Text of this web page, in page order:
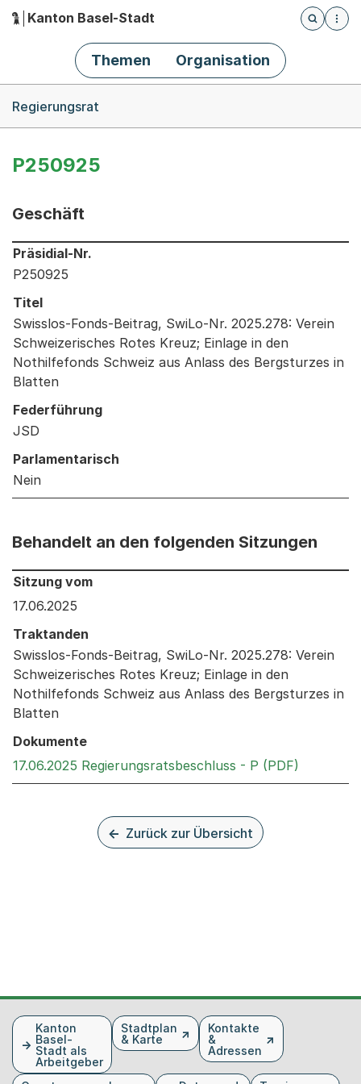
Hauptnavigation
Kanton Basel-Stadt
Öffnet
Themen Organisation
Regierungsrat
P250925
Geschäft
Informationen zum Ausgewählten Geschäft
Präsidial-Nr.
P250925
Titel
Swisslos-Fonds-Beitrag, SwiLo-Nr. 2025.278: Verein
Schweizerisches Rotes Kreuz; Einlage in den
Nothilfefonds Schweiz aus Anlass des Bergsturzes in
Blatten
Federführung
JSD
Parlamentarisch
Nein
Behandelt an den folgenden Sitzungen
Behandelt an den folgenden Sitzungen: Informationen
Sitzung vom
17.06.2025
Traktanden
Swisslos-Fonds-Beitrag, SwiLo-Nr. 2025.278: Verein
Schweizerisches Rotes Kreuz; Einlage in den
Nothilfefonds Schweiz aus Anlass des Bergsturzes in
Blatten
Dokumente
17.06.2025 Regierungsratsbeschluss - P (PDF)
Zurück zur Übersicht
FusszeileKanton
Basel-
Stadt als
Arbeitgeber
Stadtplan
& Karte
Kontakte
&
Adressen